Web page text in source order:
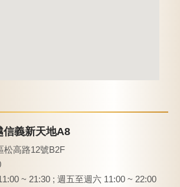
信義新天地A8
松高路12號B2F
~ 21:30 ; 週五至週六 11:00 ~ 22:00